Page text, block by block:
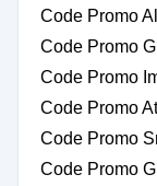
Code Promo
Code Promo
Code Promo
Code Promo
Code Promo
Code Promo